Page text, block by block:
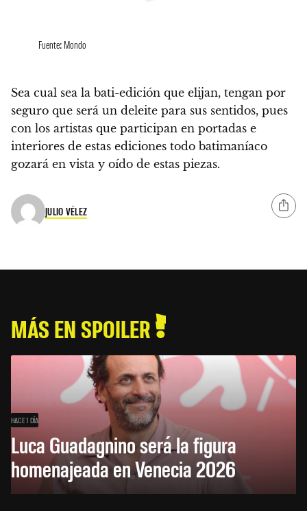
Fuente: Mondo
Sea cual sea la bati-edición que elijan, tengan por
seguro que será un deleite para sus sentidos, pues
con los artistas que participan en portadas e
interiores de estas ediciones todo batimaníaco
gozará en vista y oído de estas piezas.
JULIO VÉLEZ
MÁS EN SPOILER
HACE 1 DÍA
Luca Guadagnino será la figura
homenajeada en Venecia 2026